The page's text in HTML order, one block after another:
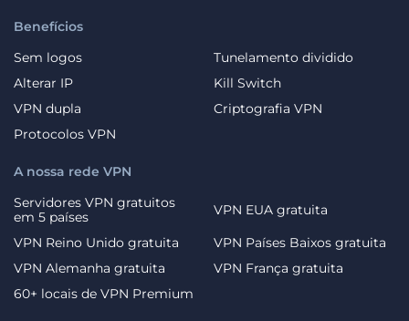
Benefícios
Sem logos
Tunelamento dividido
Alterar IP
Kill Switch
VPN dupla
Criptografia VPN
Protocolos VPN
A nossa rede VPN
Servidores VPN gratuitos
em 5 países
VPN EUA gratuita
VPN Reino Unido gratuita
VPN Países Baixos gratuita
VPN Alemanha gratuita
VPN França gratuita
60+ locais de VPN Premium